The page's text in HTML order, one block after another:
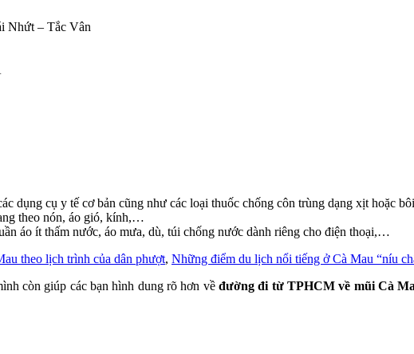
Nhứt – Tắc Vân
dụng cụ y tế cơ bản cũng như các loại thuốc chống côn trùng dạng xịt hoặc
theo nón, áo gió, kính,…
áo ít thấm nước, áo mưa, dù, túi chống nước dành riêng cho điện thoại,…
theo lịch trình của dân phượt, Những điểm du lịch nổi tiếng ở Cà Mau “níu
còn giúp các bạn hình dung rõ hơn về đường đi từ TPHCM về mũi Cà